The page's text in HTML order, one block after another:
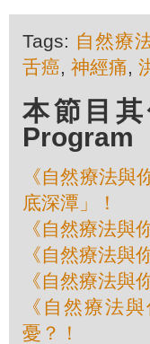
Tags: 自然療
舌癌, 神經痛,
本節目
Program
《自然療法
底深潭」！
《自然療法與
《自然療法與
《自然療法與
《自然療法
憂？！